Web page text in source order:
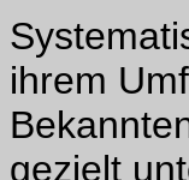
ihrem
gezielt